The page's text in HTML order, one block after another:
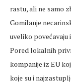
rastu, ali ne samo
Gomilanje
uveliko
Pored lokalnih
kompanije iz EU
koje su i